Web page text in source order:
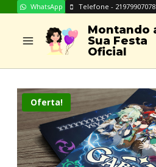
Skip
content
WhatsApp Telefone - 21979907078
Montando
Sua Festa
Oficial
Oferta!